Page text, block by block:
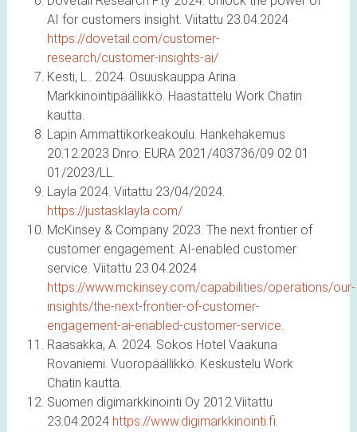
AI for customers insight. Viitattu 23.04.2024
https://dovetail.com/customer-
research/customer-insights-ai/
Kesti, L.. 2024. Osuuskauppa Arina.
Markkinointipäällikkö. Haastattelu Work Chatin
kautta.
Lapin Ammattikorkeakoulu. Hankehakemus
20.12.2023 Dnro: EURA 2021/403736/09 02 01
01/2023/LL.
Layla 2024. Viitattu 23/04/2024.
https://justasklayla.com/
McKinsey & Company 2023. The next frontier of
customer engagement: AI-enabled customer
service. Viitattu 23.04.2024
https://www.mckinsey.com/capabilities/operations/our-
insights/the-next-frontier-of-customer-
engagement-ai-enabled-customer-service.
Raasakka, A. 2024. Sokos Hotel Vaakuna
Rovaniemi. Vuoropäällikkö. Keskustelu Work
Chatin kautta.
Suomen digimarkkinointi Oy 2012.Viitattu
23.04.2024 https://www.digimarkkinointi.fi.